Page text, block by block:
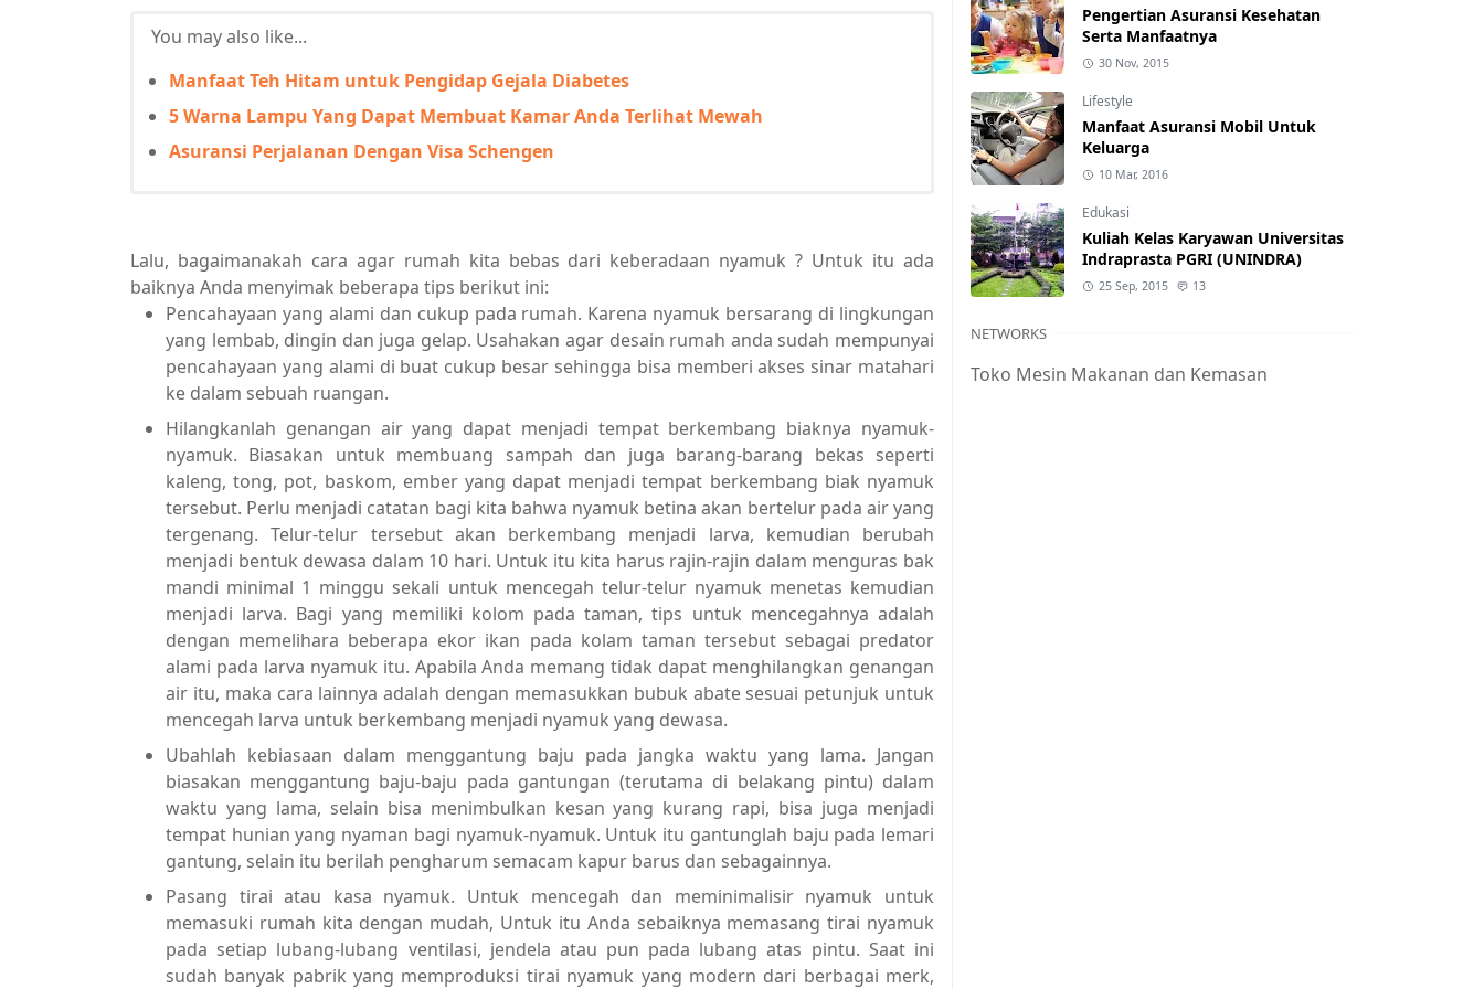
You may also like...
Manfaat Teh Hitam untuk Pengidap Gejala Diabetes
5 Warna Lampu Yang Dapat Membuat Kamar Anda Terlihat Mewah
Asuransi Perjalanan Dengan Visa Schengen
Lalu, bagaimanakah cara agar rumah kita bebas dari keberadaan nyamuk ? Untuk itu ada
baiknya Anda menyimak beberapa tips berikut ini:
Pencahayaan yang alami dan cukup pada rumah. Karena nyamuk bersarang di lingkungan
yang lembab, dingin dan juga gelap. Usahakan agar desain rumah anda sudah mempunyai
pencahayaan yang alami di buat cukup besar sehingga bisa memberi akses sinar matahari
ke dalam sebuah ruangan.
Hilangkanlah genangan air yang dapat menjadi tempat berkembang biaknya nyamuk-
nyamuk. Biasakan untuk membuang sampah dan juga barang-barang bekas seperti
kaleng, tong, pot, baskom, ember yang dapat menjadi tempat berkembang biak nyamuk
tersebut. Perlu menjadi catatan bagi kita bahwa nyamuk betina akan bertelur pada air yang
tergenang. Telur-telur tersebut akan berkembang menjadi larva, kemudian berubah
menjadi bentuk dewasa dalam 10 hari. Untuk itu kita harus rajin-rajin dalam menguras bak
mandi minimal 1 minggu sekali untuk mencegah telur-telur nyamuk menetas kemudian
menjadi larva. Bagi yang memiliki kolom pada taman, tips untuk mencegahnya adalah
dengan memelihara beberapa ekor ikan pada kolam taman tersebut sebagai predator
alami pada larva nyamuk itu. Apabila Anda memang tidak dapat menghilangkan genangan
air itu, maka cara lainnya adalah dengan memasukkan bubuk abate sesuai petunjuk untuk
mencegah larva untuk berkembang menjadi nyamuk yang dewasa.
Ubahlah kebiasaan dalam menggantung baju pada jangka waktu yang lama. Jangan
biasakan menggantung baju-baju pada gantungan (terutama di belakang pintu) dalam
waktu yang lama, selain bisa menimbulkan kesan yang kurang rapi, bisa juga menjadi
tempat hunian yang nyaman bagi nyamuk-nyamuk. Untuk itu gantunglah baju pada lemari
gantung, selain itu berilah pengharum semacam kapur barus dan sebagainnya.
Pasang tirai atau kasa nyamuk. Untuk mencegah dan meminimalisir nyamuk untuk
memasuki rumah kita dengan mudah, Untuk itu Anda sebaiknya memasang tirai nyamuk
pada setiap lubang-lubang ventilasi, jendela atau pun pada lubang atas pintu. Saat ini
sudah banyak pabrik yang memproduksi tirai nyamuk yang modern dari berbagai merk,
Pengertian Asuransi Kesehatan
Serta Manfaatnya
30 Nov, 2015
Lifestyle
Manfaat Asuransi Mobil Untuk
Keluarga
10 Mar, 2016
Edukasi
Kuliah Kelas Karyawan Universitas
Indraprasta PGRI (UNINDRA)
25 Sep, 2015 13
NETWORKS
Toko Mesin Makanan dan Kemasan